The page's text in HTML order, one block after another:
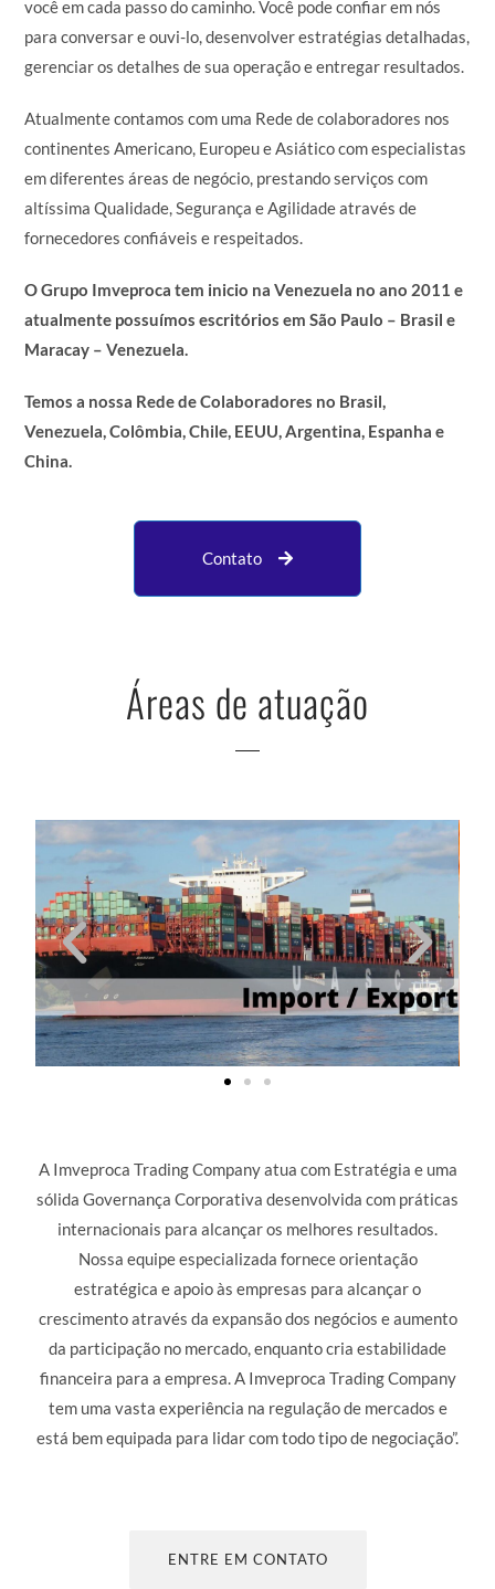
você em cada passo do caminho. Você pode confiar em nós
para conversar e ouvi-lo, desenvolver estratégias detalhadas,
gerenciar os detalhes de sua operação e entregar resultados.
Atualmente contamos com uma Rede de colaboradores nos
continentes Americano, Europeu e Asiático com especialistas
em diferentes áreas de negócio, prestando serviços com
altíssima Qualidade, Segurança e Agilidade através de
fornecedores confiáveis e respeitados.
O Grupo Imveproca tem inicio na Venezuela no ano 2011 e
atualmente possuímos escritórios em São Paulo – Brasil e
Maracay – Venezuela.
Temos a nossa Rede de Colaboradores no Brasil,
Venezuela, Colômbia, Chile, EEUU, Argentina, Espanha e
China.
Contato
ENVIAR
Áreas de atuação
A Imveproca Trading Company atua com Estratégia e uma
sólida Governança Corporativa desenvolvida com práticas
internacionais para alcançar os melhores resultados.
Nossa equipe especializada fornece orientação
estratégica e apoio às empresas para alcançar o
crescimento através da expansão dos negócios e aumento
da participação no mercado, enquanto cria estabilidade
financeira para a empresa. A Imveproca Trading Company
tem uma vasta experiência na regulação de mercados e
está bem equipada para lidar com todo tipo de negociação”.
ENTRE EM CONTATO